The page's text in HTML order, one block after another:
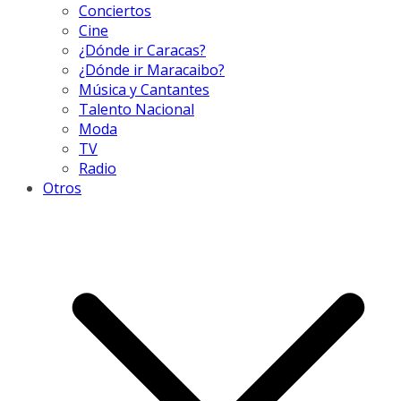
Conciertos
Cine
¿Dónde ir Caracas?
¿Dónde ir Maracaibo?
Música y Cantantes
Talento Nacional
Moda
TV
Radio
Otros